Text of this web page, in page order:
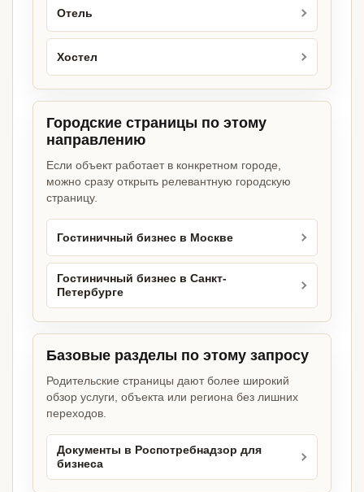
Отель
Хостел
Городские страницы по этому
направлению
Если объект работает в конкретном городе,
можно сразу открыть релевантную городскую
страницу.
Гостиничный бизнес в Москве
Гостиничный бизнес в Санкт-
Петербурге
Базовые разделы по этому запросу
Родительские страницы дают более широкий
обзор услуги, объекта или региона без лишних
переходов.
Документы в Роспотребнадзор для
бизнеса